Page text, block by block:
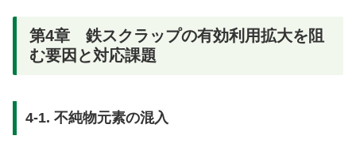
第4章 鉄スクラップの有効利用拡大を阻
む要因と対応課題
4-1. 不純物元素の混入